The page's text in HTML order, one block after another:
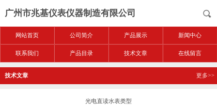
广州市兆基仪表仪器制造有限公司
网站首页 公司简介 产品展示 新闻中心
联系我们 产品目录 技术文章 在线留言
技术文章 更多>>
光电直读水表类型